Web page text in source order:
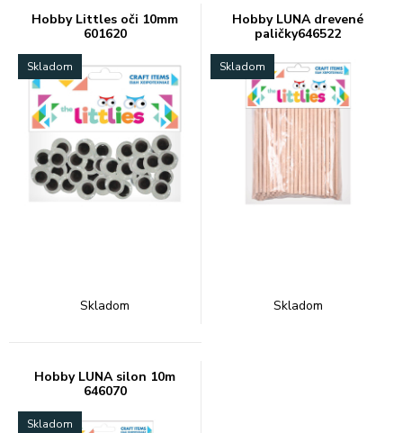
Hobby Littles oči 10mm
601620
Skladom
Skladom
Hobby LUNA drevené
paličky646522
Skladom
Skladom
Hobby LUNA silon 10m
646070
Skladom